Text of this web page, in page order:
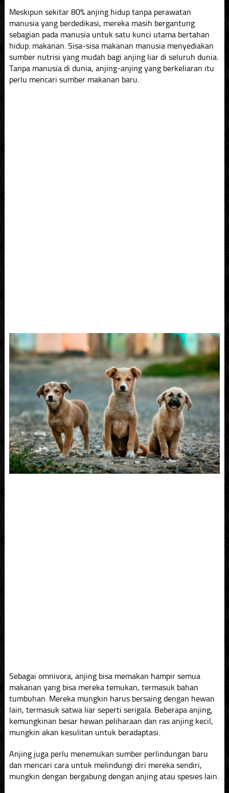
Meskipun sekitar 80% anjing hidup tanpa perawatan
manusia yang berdedikasi, mereka masih bergantung
sebagian pada manusia untuk satu kunci utama bertahan
hidup: makanan. Sisa-sisa makanan manusia menyediakan
sumber nutrisi yang mudah bagi anjing liar di seluruh dunia.
Tanpa manusia di dunia, anjing-anjing yang berkeliaran itu
perlu mencari sumber makanan baru.
Sebagai omnivora, anjing bisa memakan hampir semua
makanan yang bisa mereka temukan, termasuk bahan
tumbuhan. Mereka mungkin harus bersaing dengan hewan
lain, termasuk satwa liar seperti serigala. Beberapa anjing,
kemungkinan besar hewan peliharaan dan ras anjing kecil,
mungkin akan kesulitan untuk beradaptasi.
Anjing juga perlu menemukan sumber perlindungan baru
dan mencari cara untuk melindungi diri mereka sendiri,
mungkin dengan bergabung dengan anjing atau spesies lain.